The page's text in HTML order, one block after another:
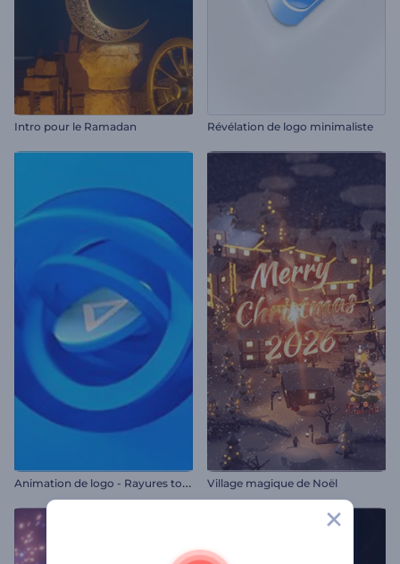
Intro pour le Ramadan Révélation de logo minimaliste
A
nimation de logo - Rayures tournantes Village magique de Noël